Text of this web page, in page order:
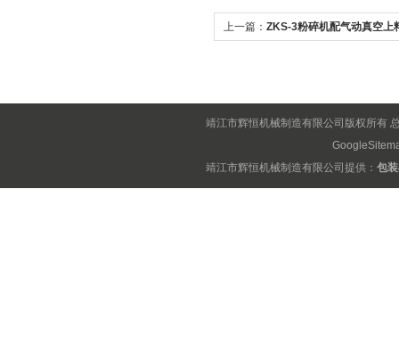
上一篇： ZKS-3粉碎机配气动真空上
靖江市辉恒机械制造有限公司版权所有
靖江市辉恒机械制造有限公司提供： 包